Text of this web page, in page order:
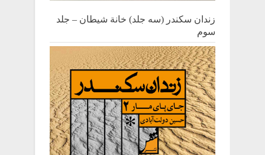
زندان سکندر (سه جلد) خانة شیطان – جلد
سوم